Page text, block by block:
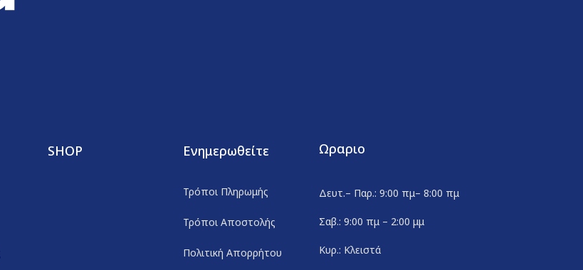
SHOP Ενημερωθείτε
Τρόποι Πληρωμής
Τρόποι Αποστολής
Πολιτική Απορρήτου
Ωραριο
Δευτ.– Παρ.: 9:00 πμ– 8:00 πμ
Σαβ.: 9:00 πμ – 2:00 μμ
Κυρ.: Κλειστά